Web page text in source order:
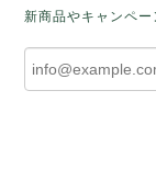
しく
ラン
傍で
新商品やキャンペー